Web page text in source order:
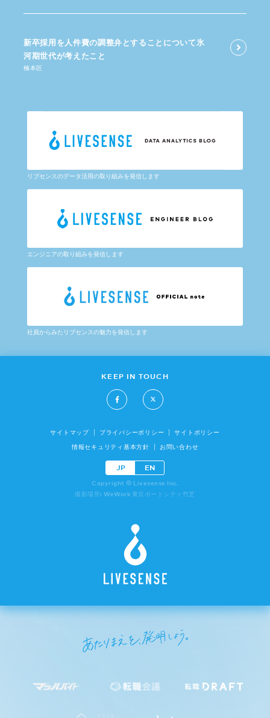
新卒採用を​人件費の​調整弁と​する​ことに​ついて​氷
河期世代が​考えた​こと
楠本匠
リブセンスのデータ活用の取り組みを発信します
エンジニアの取り組みを発信します
社員からみたリブセンスの魅力を発信します
KEEP IN TOUCH
サイトマップ プライバシーポリシー サイトポリシー
情報セキュリティ基本方針 お問い合わせ
JP EN
Copyright © Livesense Inc.
撮影場所: WeWork 東京ポートシティ竹芝